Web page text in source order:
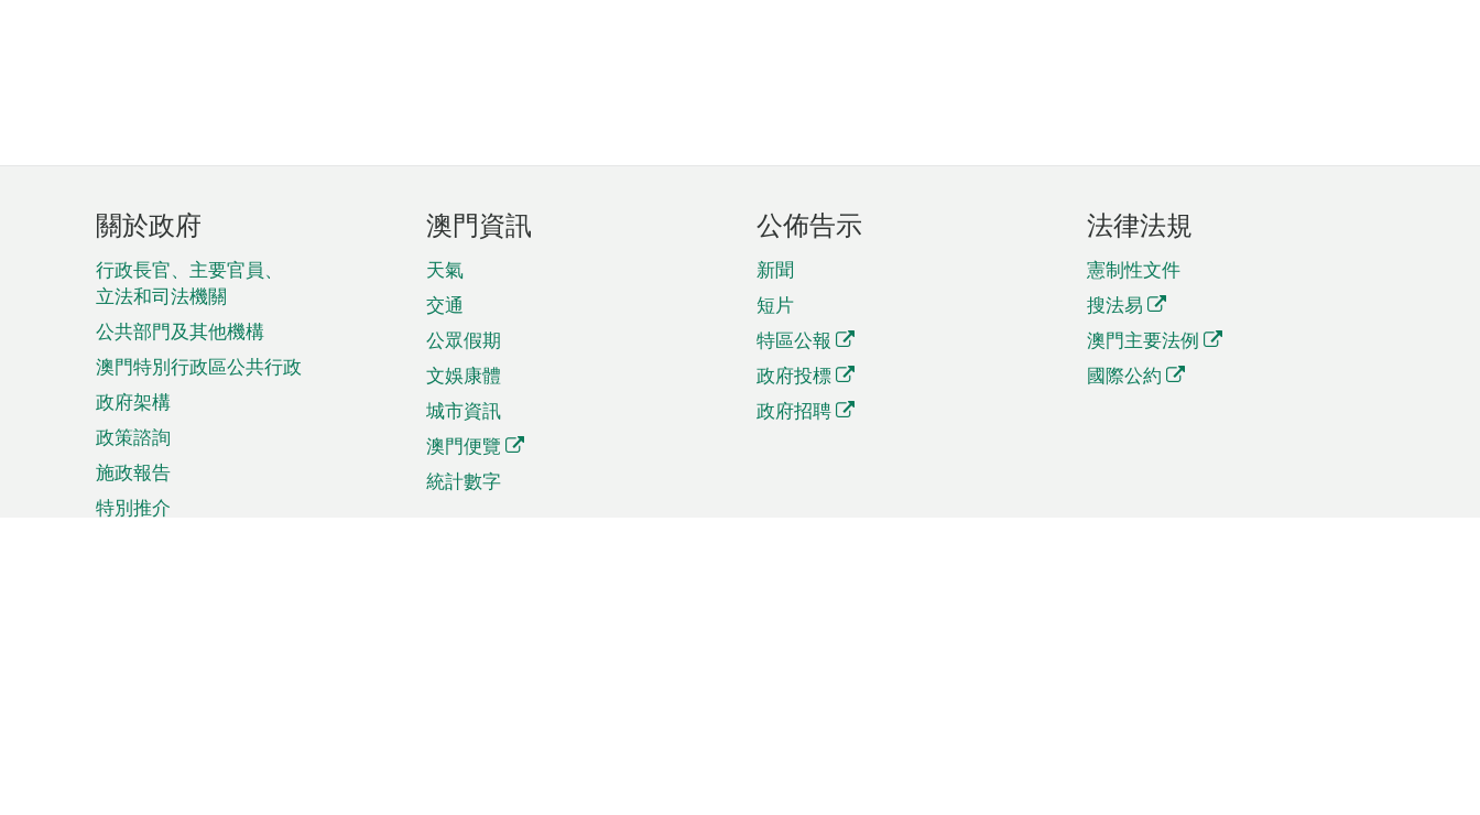
頁
腳
菜
單
關於政府
行政長官、主要官員、
立法和司法機關
公共部門及其他機構
澳門特別行政區公共行政
政府架構
政策諮詢
施政報告
特別推介
澳門資訊
天氣
交通
公眾假期
文娛康體
城市資訊
澳門便覽
統計數字
公佈告示
新聞
短片
特區公報
政府投標
政府招聘
法律法規
憲制性文件
搜法易
澳門主要法例
國際公約